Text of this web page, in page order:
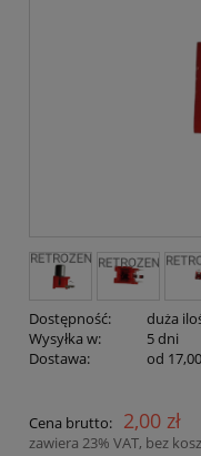
Dostępność:
duża
Wysyłka w:
5 dni
Dostawa:
od 17,00
Cena nie zawiera
Cena brutto: 2,00 zł
zawiera 23% VAT, bez